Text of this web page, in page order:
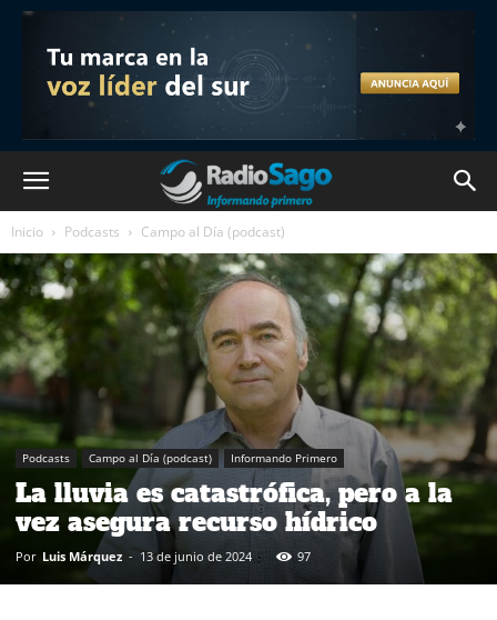
Inicio Podcasts Campo al Día (podcast)
Podcasts Campo al Día (podcast) Informando Primero
La lluvia es catastrófica, pero a la
vez asegura recurso hídrico
Por Luis Márquez - 13 de junio de 2024 97